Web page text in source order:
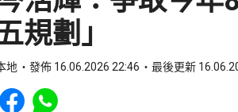
規劃」
地 發佈 16.06.2026 22:46 最後更新
Share to Facebook
Share to WhatsApp